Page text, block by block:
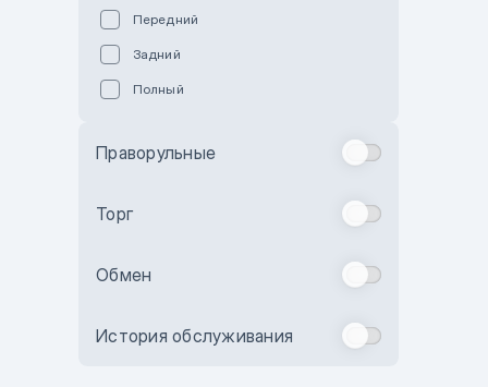
Бежевый
Комбинированный
Передний
Задний
Полный
Праворульные
Торг
Обмен
История обслуживания